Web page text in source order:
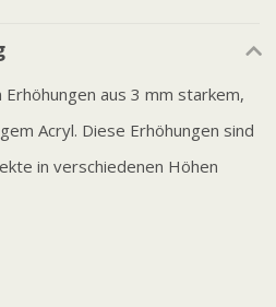
aus 3 mm starkem,
Acryl. Diese Erhöhungen sind
in verschiedenen Höhen